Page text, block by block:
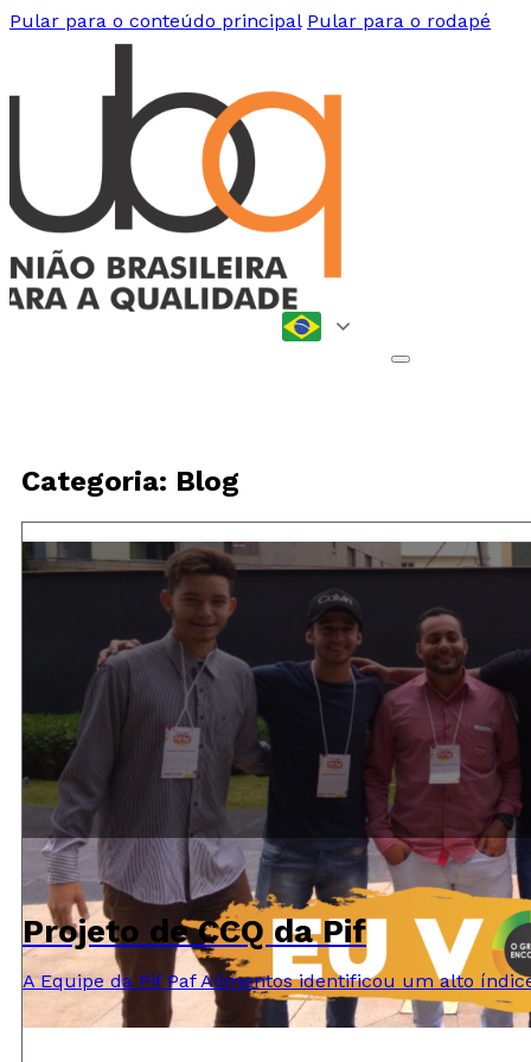
Pular para o conteúdo principal Pular para o rodapé
Categoria: Blog
Projeto de CCQ da Pif
A Equipe da Pif Paf Alimentos identificou um alto